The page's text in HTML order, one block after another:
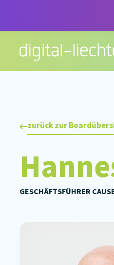
springen
zurück zur
GESCHÄFTSFÜHRER